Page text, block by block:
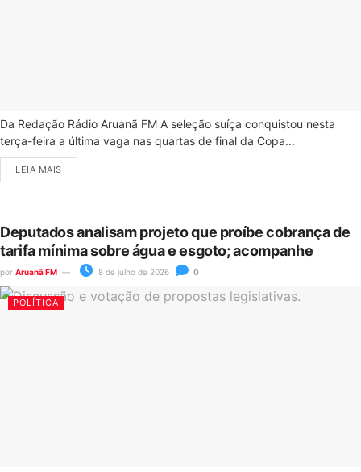
Da Redação Rádio Aruanã FM A seleção suíça conquistou nesta
terça-feira a última vaga nas quartas de final da Copa...
LEIA MAIS
Deputados analisam projeto que proíbe cobrança de
tarifa mínima sobre água e esgoto; acompanhe
por Aruanã FM 8 de julho de 2026 0
POLÍTICA